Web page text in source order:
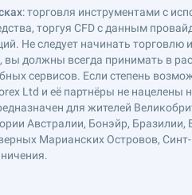
: торговля инструментами с
торгуя CFD с данным
Не следует начинать торговлю
вы должны всегда принимать в
сервисов. Если степень
Ltd и её партнёры не
для жителей
Австралии, Бонэйр,
Марианских Островов,